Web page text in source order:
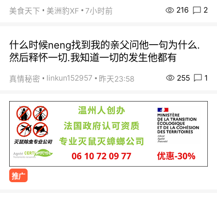
美食天下 美洲豹XF 7小时前 216 2
什么时候neng找到我的亲父问他一句为什么.
然后释怀一切.我知道一切的发生他都有
真情秘密 linkun152957 昨天23:58 255 1
推广